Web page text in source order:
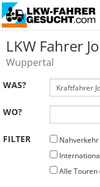
LKW Fahrer
Wuppertal
WAS?
WO?
FILTER Nahverkehr
Alle Touren